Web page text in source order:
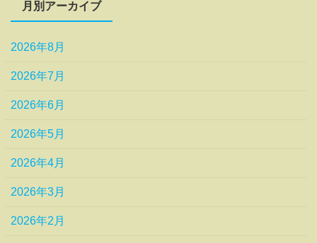
月別アーカイブ
2026年8月
2026年7月
2026年6月
2026年5月
2026年4月
2026年3月
2026年2月